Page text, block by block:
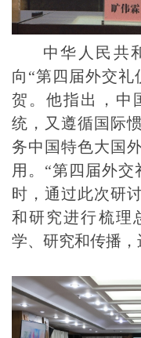
中华人民共
向 “第四届外交礼
贺。他指出
，
统，又遵循国际
务中国特色大国
用。 “第四届外交
时，通过此次研
和研究进行梳理
学、研究和传播，